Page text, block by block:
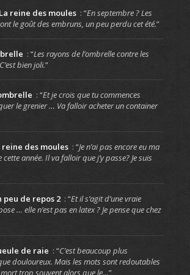
La reine des moules : “En septembre ? Les
le goût des embruns, un peu perdu cet été.”
: “Les rayons de l’ombrelle contre les
bien joli.”
: “Et je crois que tu commences
le grenier … Va falloir acheter un container
reine des moules : “Je n’ai pas encore eu ma
année. Il va falloir que j’y passe? Je suis
peu de repos 2 : “Et il s’agit d’une vraie
… elle n’est pas en latex ? Je pense que chez
de raie : “C’est beaucoup plus
douloureux. Mais les mots sont redoutables
trop souvent alors que le…”